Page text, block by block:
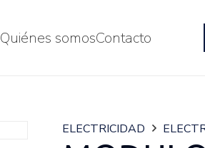
Quiénes somosContacto
ELECTRICIDAD